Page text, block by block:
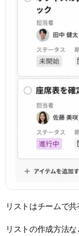
リストはチームで
リストの作成方法な